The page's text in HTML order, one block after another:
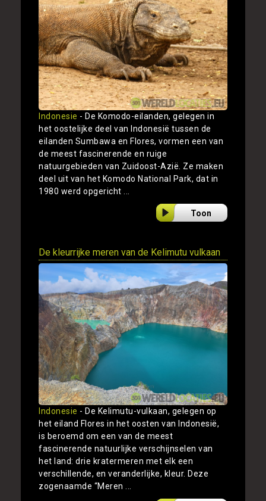
Indonesie - De Komodo-eilanden, gelegen in
het oostelijke deel van Indonesië tussen de
eilanden Sumbawa en Flores, vormen een van
de meest fascinerende en ruige
natuurgebieden van Zuidoost-Azië. Ze maken
deel uit van het Komodo National Park, dat in
1980 werd opgericht ...
Toon
De kleurrijke meren van de Kelimutu vulkaan
Indonesie - De Kelimutu-vulkaan, gelegen op
het eiland Flores in het oosten van Indonesië,
is beroemd om een van de meest
fascinerende natuurlijke verschijnselen van
het land: drie kratermeren met elk een
verschillende, en veranderlijke, kleur. Deze
zogenaamde “Meren ...